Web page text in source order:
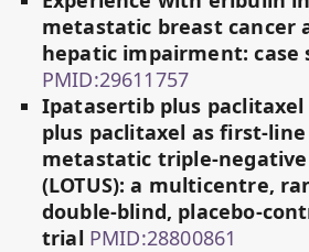
metastatic breast cancer
hepatic impairment: case
PMID:29611757
Ipatasertib plus paclitaxel
plus paclitaxel as first-
metastatic triple-
(LOTUS): a multicentre,
double-blind, placebo-
trial PMID:28800861